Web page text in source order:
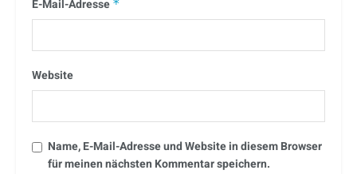
E-Mail-Adresse *
Website
Name, E-Mail-Adresse und Website in diesem Browser
für meinen nächsten Kommentar speichern.